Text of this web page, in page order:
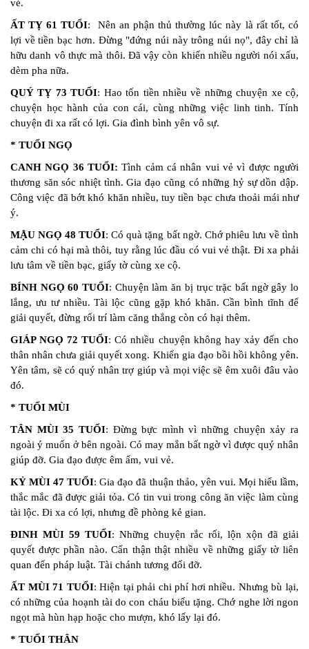
vẻ.
ẤT TỴ 61 TUỔI: Nên an phận thủ thường lúc này là rất tốt, có
lợi về tiền bạc hơn. Đừng "đứng núi này trông núi nọ", đây chỉ là
hữu danh vô thực mà thôi. Đã vậy còn khiến nhiều người nói xấu,
dèm pha nữa.
QUÝ TỴ 73 TUỔI: Hao tốn tiền nhiều về những chuyện xe cộ,
chuyện học hành của con cái, cùng những việc linh tinh. Tính
chuyện đi xa rất có lợi. Gia đình bình yên vô sự.
* TUỔI NGỌ
CANH NGỌ 36 TUỔI: Tình cảm cá nhân vui vẻ vì được người
thương săn sóc nhiệt tình. Gia đạo cũng có những hỷ sự dồn dập.
Công việc đã bớt khó khăn nhiều, tuy tiền bạc chưa thoải mái như
ý.
MẬU NGỌ 48 TUỔI: Có quà tặng bất ngờ. Chớ phiêu lưu về tình
cảm chi có hại mà thôi, tuy rằng lúc đầu có vui vẻ thật. Đi xa phải
lưu tâm về tiền bạc, giấy tờ cùng xe cộ.
BÍNH NGỌ 60 TUỔI: Chuyện làm ăn bị trục trặc bất ngờ gây lo
lắng, ưu tư nhiều. Tài lộc cũng gặp khó khăn. Cần bình tĩnh để
giải quyết, đừng rối trí làm căng thẳng còn có hại thêm.
GIÁP NGỌ 72 TUỔI: Có nhiều chuyện không hay xảy đến cho
thân nhân chưa giải quyết xong. Khiến gia đạo bồi hồi không yên.
Yên tâm, sẽ có quý nhân trợ giúp và mọi việc sẽ êm xuôi đâu vào
đó.
* TUỔI MÙI
TÂN MÙI 35 TUỔI: Đừng bực mình vì những chuyện xảy ra
ngoài ý muốn ở bên ngoài. Có may mắn bất ngờ vì được quý nhân
giúp đỡ. Gia đạo được êm ấm, vui vẻ.
KỶ MÙI 47 TUỔI: Gia đạo đã thuận thảo, yên vui. Mọi hiểu lầm,
thắc mắc đã được giải tỏa. Có tin vui trong công ăn việc làm cùng
tài lộc. Đi xa có lợi, nhưng đề phòng kẻ gian.
ĐINH MÙI 59 TUỔI: Những chuyện rắc rối, lộn xộn đã giải
quyết được phần nào. Cẩn thận thật nhiều về những giấy tờ liên
quan đến pháp luật. Tài chánh tương đối đỡ.
ẤT MÙI 71 TUỔI: Hiện tại phải chi phí hơi nhiều. Nhưng bù lại,
có những của hoạnh tài do con cháu biếu tặng. Chớ nghe lời ngon
ngọt mà hùn hạp hoặc cho mượn, khó lấy lại đó.
* TUỔI THÂN